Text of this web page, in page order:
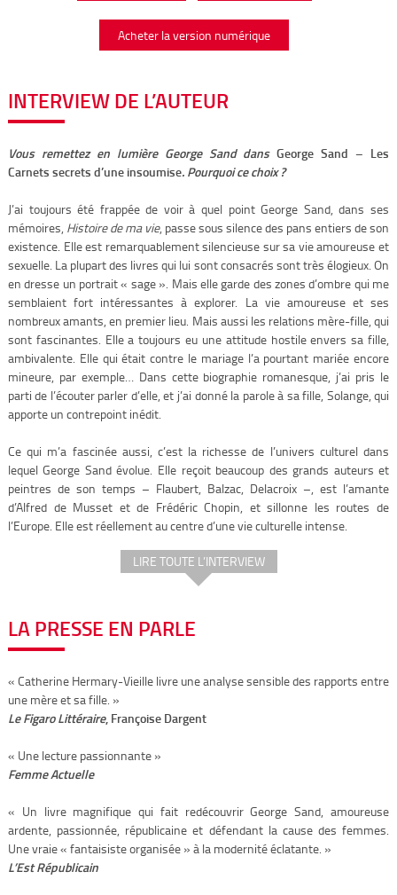
Acheter la version numérique
INTERVIEW DE L’AUTEUR
Vous remettez en lumière George Sand dansGeorge Sand – Les
Carnets secrets d’une insoumise. Pourquoi ce choix ?
J’ai toujours été frappée de voir à quel point George Sand, dans ses
mémoires, Histoire de ma vie, passe sous silence des pans entiers de son
existence. Elle est remarquablement silencieuse sur sa vie amoureuse et
sexuelle. La plupart des livres qui lui sont consacrés sont très élogieux. On
en dresse un portrait « sage ». Mais elle garde des zones d’ombre qui me
semblaient fort intéressantes à explorer. La vie amoureuse et ses
nombreux amants, en premier lieu. Mais aussi les relations mère-fille, qui
sont fascinantes. Elle a toujours eu une attitude hostile envers sa fille,
ambivalente. Elle qui était contre le mariage l’a pourtant mariée encore
mineure, par exemple… Dans cette biographie romanesque, j’ai pris le
parti de l’écouter parler d’elle, et j’ai donné la parole à sa fille, Solange, qui
apporte un contrepoint inédit.
Ce qui m’a fascinée aussi, c’est la richesse de l’univers culturel dans
lequel George Sand évolue. Elle reçoit beaucoup des grands auteurs et
peintres de son temps – Flaubert, Balzac, Delacroix –, est l’amante
d’Alfred de Musset et de Frédéric Chopin, et sillonne les routes de
l’Europe. Elle est réellement au centre d’une vie culturelle intense.
LIRE TOUTE L’INTERVIEW
LA PRESSE EN PARLE
« Catherine Hermary-Vieille livre une analyse sensible des rapports entre
une mère et sa fille. »
Le Figaro Littéraire, Françoise Dargent
« Une lecture passionnante »
Femme Actuelle
« Un livre magnifique qui fait redécouvrir George Sand, amoureuse
ardente, passionnée, républicaine et défendant la cause des femmes.
Une vraie « fantaisiste organisée » à la modernité éclatante. »
L’Est Républicain